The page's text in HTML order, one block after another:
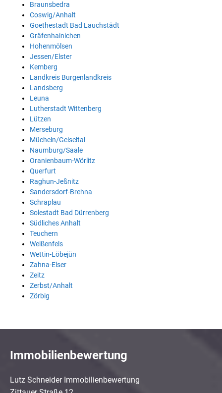
Braunsbedra
Coswig/Anhalt
Goethestadt Bad Lauchstädt
Gräfenhainichen
Hohenmölsen
Jessen/Elster
Kemberg
Landkreis Burgenlandkreis
Landsberg
Leuna
Lutherstadt Wittenberg
Lützen
Merseburg
Mücheln/Geiseltal
Naumburg/Saale
Oranienbaum-Wörlitz
Querfurt
Raghun-Jeßnitz
Sandersdorf-Brehna
Schraplau
Solestadt Bad Dürrenberg
Südliches Anhalt
Teuchern
Weißenfels
Wettin-Löbejün
Zahna-Elser
Zeitz
Zerbst/Anhalt
Zörbig
Immobilienbewertung
Lutz Schneider Immobilienbewertung